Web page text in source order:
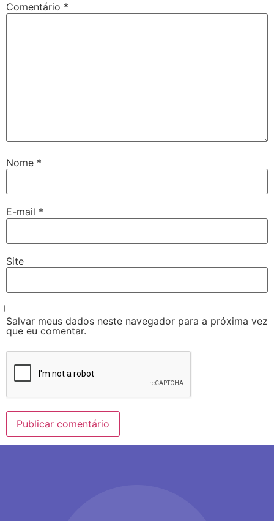
Comentário *
Nome *
E-mail *
Site
Salvar meus dados neste navegador para a próxima vez
que eu comentar.